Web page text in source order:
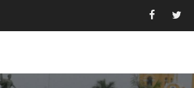
en beneficios para toda su familia
El Niño